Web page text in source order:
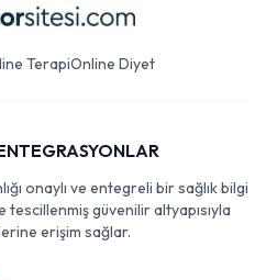
TerapiOnline Diyet
onaylı ve entegreli bir sağlık bilgi
güvenilir altyapısıyla
erişim sağlar.